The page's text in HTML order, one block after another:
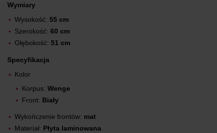
Wymiary
Wysokość: 55 cm
Szerokość: 60 cm
Głębokość: 51 cm
Specyfikacja
Kolor
Korpus: Wenge
Front: Biały
Wykończenie frontów: mat
Materiał: Płyta laminowana